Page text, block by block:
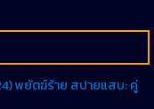
พยัตฆ์ร้าย สปายแสบ: คู่